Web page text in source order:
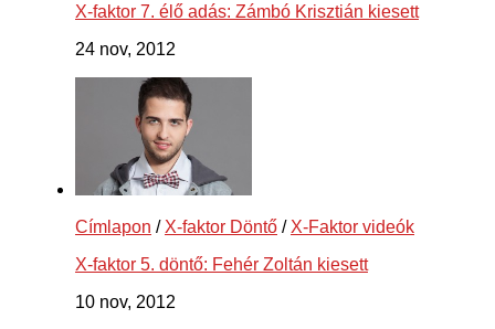
X-faktor 7. élő adás: Zámbó Krisztián kiesett
24 nov, 2012
Címlapon / X-faktor Döntő / X-Faktor videók
X-faktor 5. döntő: Fehér Zoltán kiesett
10 nov, 2012